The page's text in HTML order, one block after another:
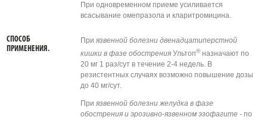
При одновременном приеме усиливается
всасывание омепразола и кларитромицина.
СПОСОБ
ПРИМЕНЕНИЯ.
При язвенной болезни двенадцатиперстной
кишки в фазе обостренияУльтоп®назначают по
20 мг 1 раз/сут в течение 2-4 недель. В
резистентных случаях возможно повышение дозы
до 40 мг/сут.
При язвенной болезни желудка в фазе
обострения и эрозивно-язвенном эзофагите- по